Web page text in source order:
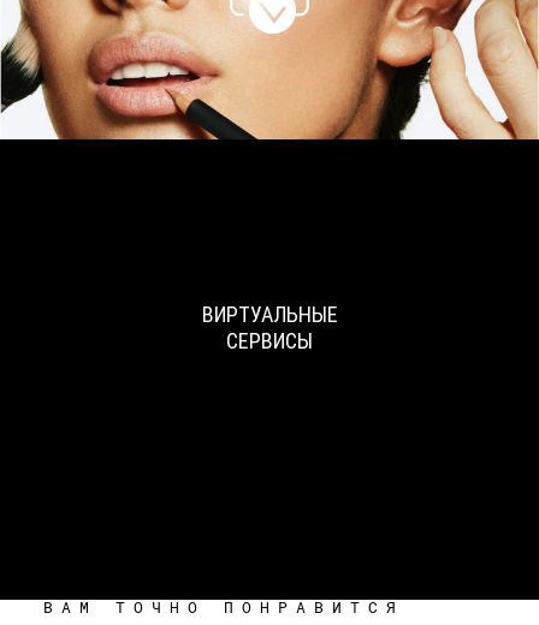
ВИРТУАЛЬНЫЕ
СЕРВИСЫ
ВАМ ТОЧНО ПОНРАВИТСЯ